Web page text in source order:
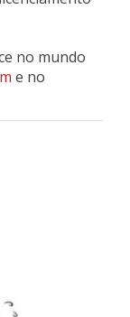
no mundo
e no